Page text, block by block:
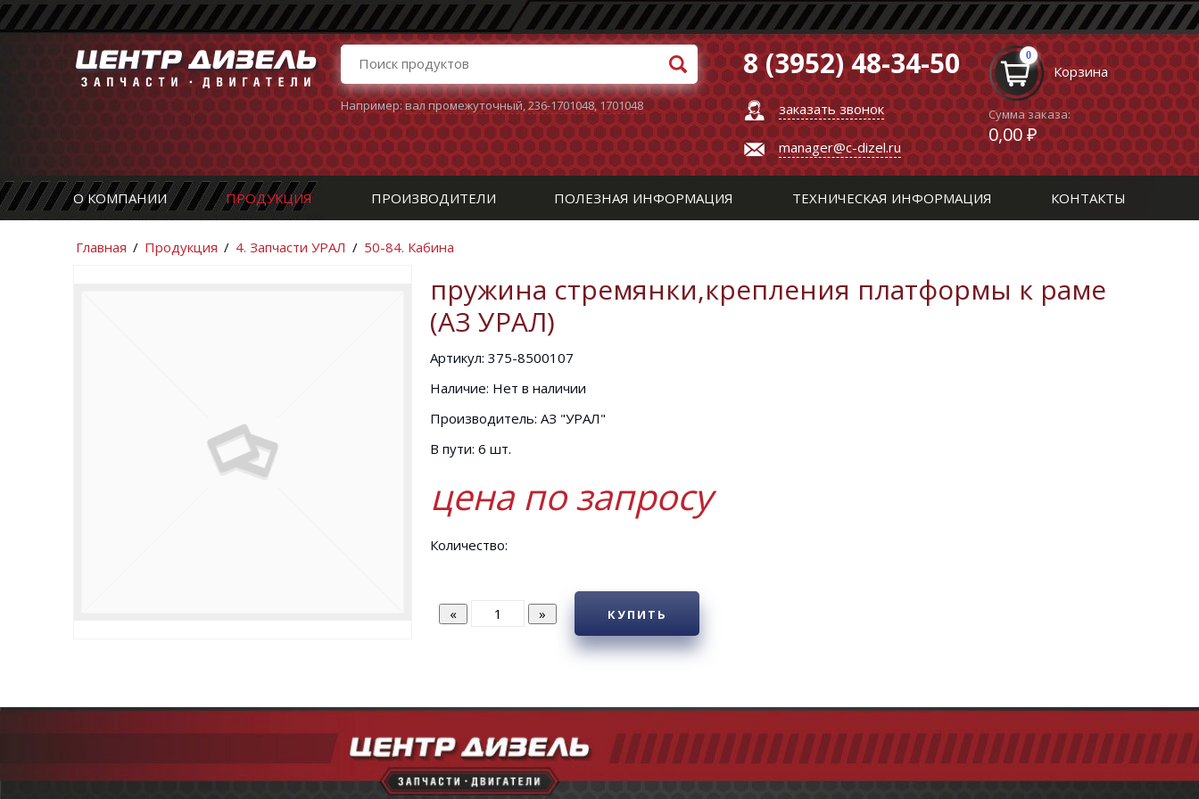
Например:вал промежуточный,236-1701048,1701048
8 (3952) 48-34-50
заказать звонок
manager@c-dizel.ru
0
Корзина
Сумма заказа:
0,00 ₽
О КОМПАНИИ ПРОДУКЦИЯ ПРОИЗВОДИТЕЛИ ПОЛЕЗНАЯ ИНФОРМАЦИЯ ТЕХНИЧЕСКАЯ ИНФОРМАЦИЯ КОНТАКТЫ
Главная / Продукция / 4. Запчасти УРАЛ / 50-84. Кабина
пружина стремянки,крепления платформы к раме
(АЗ УРАЛ)
Артикул: 375-8500107
Наличие: Нет в наличии
Производитель: АЗ "УРАЛ"
В пути: 6 шт.
цена по запросу
Количество:
КУПИТЬ